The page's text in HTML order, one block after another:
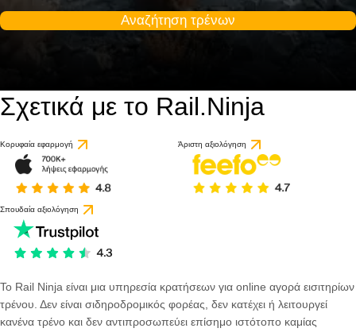
Αναζήτηση τρένων
Σχετικά με το Rail.Ninja
Κορυφαία εφαρμογή Άριστη αξιολόγηση
Σπουδαία αξιολόγηση
Το Rail Ninja είναι μια υπηρεσία κρατήσεων για online αγορά εισιτηρίων
τρένου. Δεν είναι σιδηροδρομικός φορέας, δεν κατέχει ή λειτουργεί
κανένα τρένο και δεν αντιπροσωπεύει επίσημο ιστότοπο καμίας